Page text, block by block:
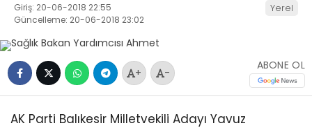
Giriş: 20-06-2018 22:55
Güncelleme: 20-06-2018 23:02
Yerel
+ -
ABONE OL
AK Parti Balıkesir Milletvekili Adayı Yavuz